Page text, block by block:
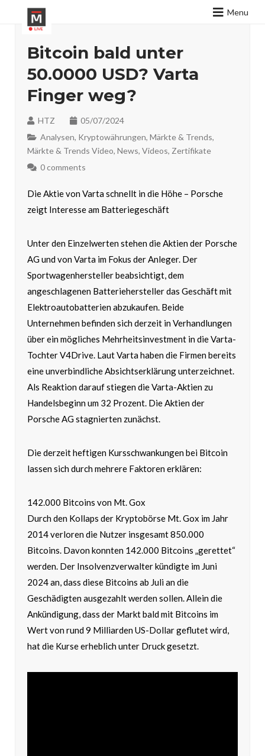
Menu
Bitcoin bald unter
50.0000 USD? Varta
Finger weg?
HTZ
05/07/2024
Analysen, Kryptowährungen, Märkte & Trends,
Märkte & Trends Video, News, Videos, Zertifikate
0 comments
Die Aktie von Varta schnellt in die Höhe – Porsche
zeigt Interesse am Batteriegeschäft
Unter den Einzelwerten stehen die Aktien der Porsche
AG und von Varta im Fokus der Anleger. Der
Sportwagenhersteller beabsichtigt, dem
angeschlagenen Batteriehersteller das Geschäft mit
Elektroautobatterien abzukaufen. Beide
Unternehmen befinden sich derzeit in Verhandlungen
über ein mögliches Mehrheitsinvestment in die Varta-
Tochter V4Drive. Laut Varta haben die Firmen bereits
eine unverbindliche Absichtserklärung unterzeichnet.
Als Reaktion darauf stiegen die Varta-Aktien zu
Handelsbeginn um 32 Prozent. Die Aktien der
Porsche AG stagnierten zunächst.
Die derzeit heftigen Kursschwankungen bei Bitcoin
lassen sich durch mehrere Faktoren erklären:
142.000 Bitcoins von Mt. Gox
Durch den Kollaps der Kryptobörse Mt. Gox im Jahr
2014 verloren die Nutzer insgesamt 850.000
Bitcoins. Davon konnten 142.000 Bitcoins „gerettet“
werden. Der Insolvenzverwalter kündigte im Juni
2024 an, dass diese Bitcoins ab Juli an die
Geschädigten ausgezahlt werden sollen. Allein die
Ankündigung, dass der Markt bald mit Bitcoins im
Wert von rund 9 Milliarden US-Dollar geflutet wird,
hat die Kurse erheblich unter Druck gesetzt.